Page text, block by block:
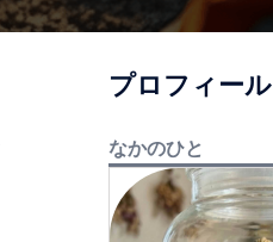
プロフィール
なかのひと